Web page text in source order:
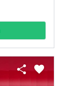
share favorite